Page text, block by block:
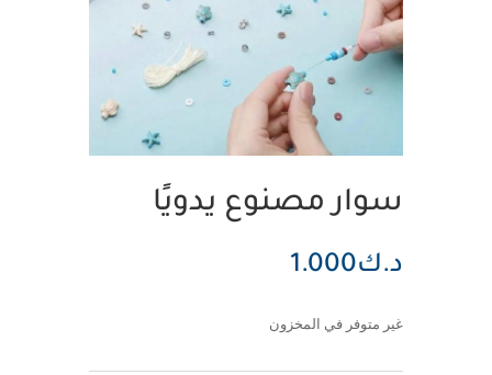
سوار مصنوع يدويًا
د.ك1.000
غير متوفر في المخزون